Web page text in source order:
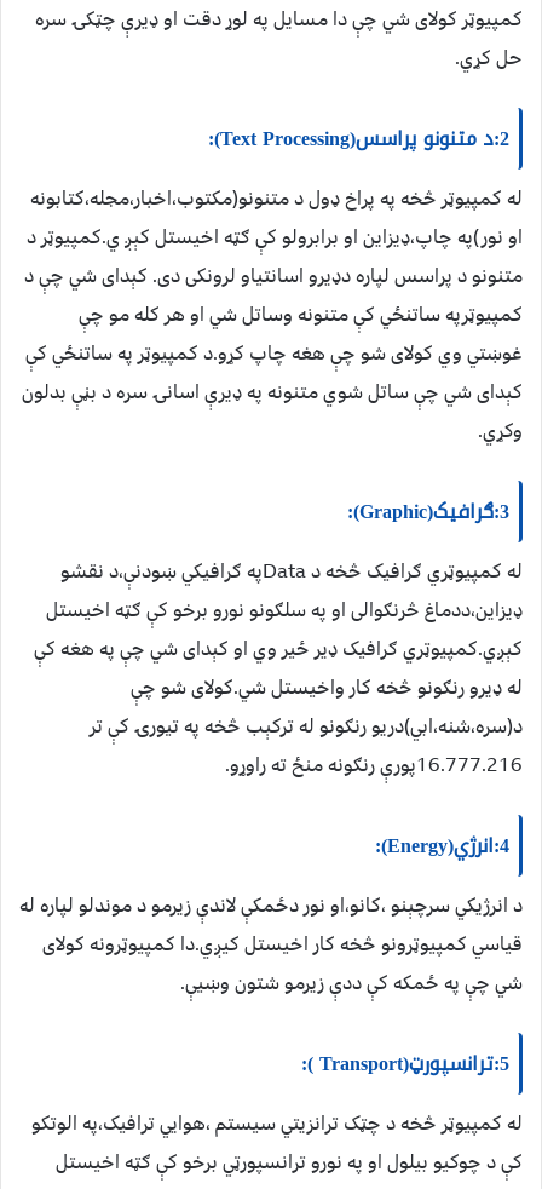
کمپيوټر کولای شي چې دا مسايل په لوړ دقت او ډيرې چټکۍ سره
حل کړي.
2:د متنونو پراسس(Text Processing):
له کمپيوټر څخه په پراخ ډول د متنونو(مکتوب،اخبار،مجله،کتابونه
او نور)په چاپ،ډيزاين او برابرولو کې ګټه اخيستل کېږ ي.کمپيوټر د
متنونو د پراسس لپاره دډيرو اسانتياو لرونکی دی. کېدای شي چې د
کمپيوټرپه ساتنځي کې متنونه وساتل شي او هر کله مو چې
غوښتي وي کولای شو چې هغه چاپ کړو.د کمپيوټر په ساتنځي کې
کېدای شي چې ساتل شوي متنونه په ډيرې اسانۍ سره د بڼې بدلون
وکړي.
3:ګرافيک(Graphic):
له کمپيوټري ګرافيک څخه د Dataپه ګرافيکي ښودنې،د نقشو
ډيزاين،ددماغ څرنګوالی او په سلګونو نورو برخو کې ګټه اخيستل
کېږي.کمپيوټري ګرافيک ډير ځير وي او کېدای شي چې په هغه کې
له ډيرو رنګونو څخه کار واخيستل شي.کولای شو چې
د(سره،شنه،ابي)دريو رنګونو له ترکېب څخه په تيورۍ کې تر
16.777.216پورې رنګونه منځ ته راوړو.
4:انرژي(Energy):
د انرژيکي سرچېنو ،کانو،او نور دځمکې لاندې زيرمو د موندلو لپاره له
قياسي کمپيوټرونو څخه کار اخيستل کيږي.دا کمپيوټرونه کولای
شي چې په ځمکه کې ددې زيرمو شتون وښيې.
5:ترانسپورټ(Transport ):
له کمپيوټر څخه د چټک ترانزيتي سيستم ،هوايي ترافيک،په الوتکو
کې د چوکیو بيلول او په نورو ترانسپورټي برخو کې ګټه اخيستل